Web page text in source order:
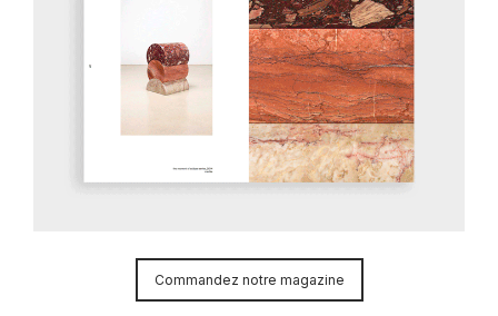
Commandez notre magazine